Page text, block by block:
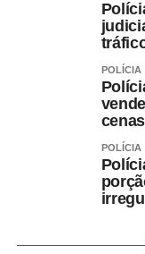
vacinação
512 postos
todos ocorre
Hoje, a zona leste
locais de
Norte, 16; a zona
João Silva, de 21
de localizar um
POLÍCIA
POLÍCIA